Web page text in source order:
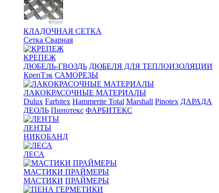
КЛАДОЧНАЯ СЕТКА
Сетка Сварная
КРЕПЕЖ
ДЮБЕЛЬ-ГВОЗДЬ ДЮБЕЛЯ ДЛЯ ТЕПЛОИЗОЛЯЦИИ
КрепТэк САМОРЕЗЫ
ЛАКОКРАСОЧНЫЕ МАТЕРИАЛЫ
Dulux Farbitex Hammerite Total Marshall Pinotex ДАРАДА
ДЕОЛЬ Пинотекс ФАРБИТЕКС
ЛЕНТЫ
НИКОБАНД
ЛЕСА
МАСТИКИ ПРАЙМЕРЫ
МАСТИКИ ПРАЙМЕРЫ